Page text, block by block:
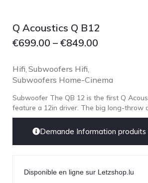
Q Acoustics Q B12
€699.00 – €849.00
Hifi Subwoofers Hifi
Subwoofers Home-Cinema
Subwoofer The QB 12 is the first Q
feature a 12in driver. The big long-throw
Demande Information produits
Disponible en ligne sur Letzshop.lu